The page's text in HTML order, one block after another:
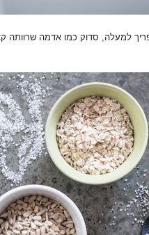
למעלה, סדוק כמו אדמה שרוותה